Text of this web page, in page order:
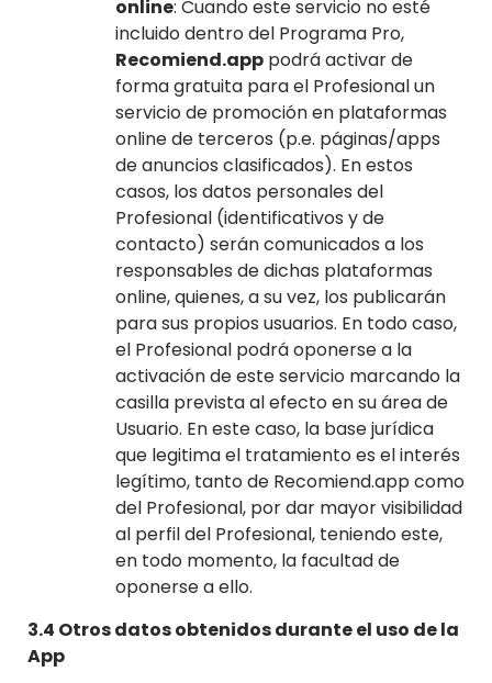
online: Cuando este servicio no esté
incluido dentro del Programa Pro,
Recomiend.app podrá activar de
forma gratuita para el Profesional un
servicio de promoción en plataformas
online de terceros (p.e. páginas/apps
de anuncios clasificados). En estos
casos, los datos personales del
Profesional (identificativos y de
contacto) serán comunicados a los
responsables de dichas plataformas
online, quienes, a su vez, los publicarán
para sus propios usuarios. En todo caso,
el Profesional podrá oponerse a la
activación de este servicio marcando la
casilla prevista al efecto en su área de
Usuario. En este caso, la base jurídica
que legitima el tratamiento es el interés
legítimo, tanto de Recomiend.app como
del Profesional, por dar mayor visibilidad
al perfil del Profesional, teniendo este,
en todo momento, la facultad de
oponerse a ello.
3.4 Otros datos obtenidos durante el uso de la
App